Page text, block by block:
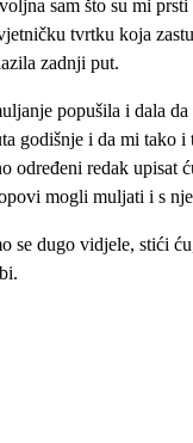
sam što su mi
tvrtku koja
zadnji put.
popušila i dala
godišnje i da mi
određeni redak
mogli muljati i s
dugo vidjele, stići